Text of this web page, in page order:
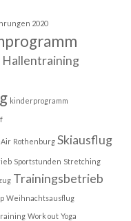
2020
Hallentraining
kinderprogramm
Rothenburg Skiausflug
Sportstunden Stretching
Trainingsbetrieb
Weihnachtsausflug
Work out Yoga